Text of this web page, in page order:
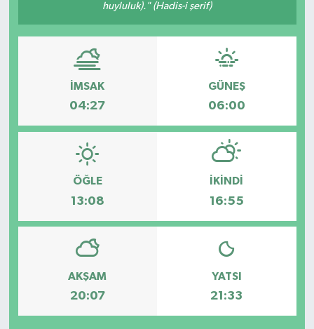
huyluluk)." (Hadis-i şerif)
İMSAK
04:27
GÜNEŞ
06:00
ÖĞLE
13:08
İKINDI
16:55
AKŞAM
20:07
YATSI
21:33